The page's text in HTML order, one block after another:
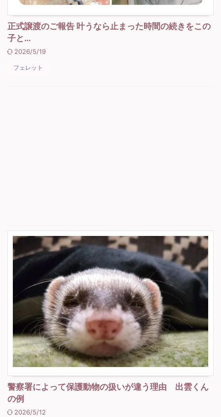
正式譲渡のご報告 叶うなら止まった時間の続きをこの
子と…
2026/5/19
フェレット
警察署によって保護動物の扱いが違う理由 出雲くん
の例
2026/5/12